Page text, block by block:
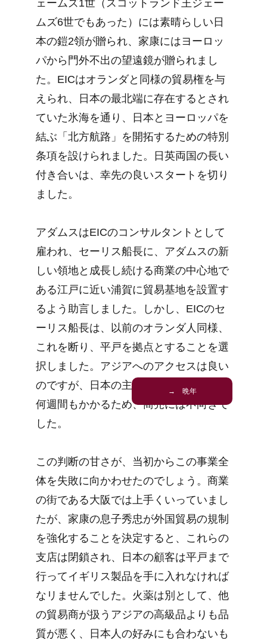
ェームズ1世（スコットランド王ジェー
ムズ6世でもあった）には素晴らしい日
本の鎧2領が贈られ、家康にはヨーロッ
パから門外不出の望遠鏡が贈られまし
た。EICはオランダと同様の貿易権を与
えられ、日本の最北端に存在するとされ
ていた氷海を通り、日本とヨーロッパを
結ぶ「北方航路」を開拓するための特別
条項を設けられました。日英両国の長い
付き合いは、幸先の良いスタートを切り
ました。
アダムスはEICのコンサルタントとして
雇われ、セーリス船長に、アダムスの新
しい領地と成長し続ける商業の中心地で
ある江戸に近い浦賀に貿易基地を設置す
るよう助言しました。しかし、EICのセ
ーリス船長は、以前のオランダ人同様、
これを断り、平戸を拠点とすることを選
択しました。アジアへのアクセスは良い
のですが、日本の主要な市場や都市から
何週間もかかるため、商売には不向きで
した。
この判断の甘さが、当初からこの事業全
体を失敗に向かわせたのでしょう。商業
の街である大阪では上手くいっていまし
たが、家康の息子秀忠が外国貿易の規制
を強化することを決定すると、これらの
支店は閉鎖され、日本の顧客は平戸まで
行ってイギリス製品を手に入れなければ
なリませんでした。火薬は別として、他
の貿易商が扱うアジアの高級品よりも品
質が悪く、日本人の好みにも合わないも
→ 晩年